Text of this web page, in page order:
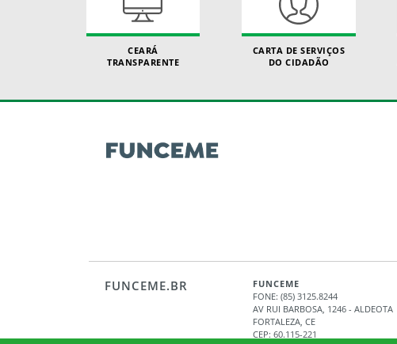
CEARÁ
TRANSPARENTE
CARTA DE SERVIÇOS
DO CIDADÃO
FUNCEME.BR
FUNCEME
FONE: (85) 3125.8244
AV RUI BARBOSA, 1246 - ALDEOTA
FORTALEZA, CE
CEP: 60.115-221